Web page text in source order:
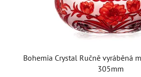
Bohemia Crystal Ručně vyráběná
305mm